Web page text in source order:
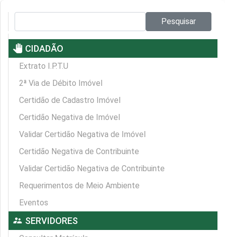
Pesquisar
pan_tool CIDADÃO
Extrato I.P.T.U
2ª Via de Débito Imóvel
Certidão de Cadastro Imóvel
Certidão Negativa de Imóvel
Validar Certidão Negativa de Imóvel
Certidão Negativa de Contribuinte
Validar Certidão Negativa de Contribuinte
Requerimentos de Meio Ambiente
Eventos
supervisor_account SERVIDORES